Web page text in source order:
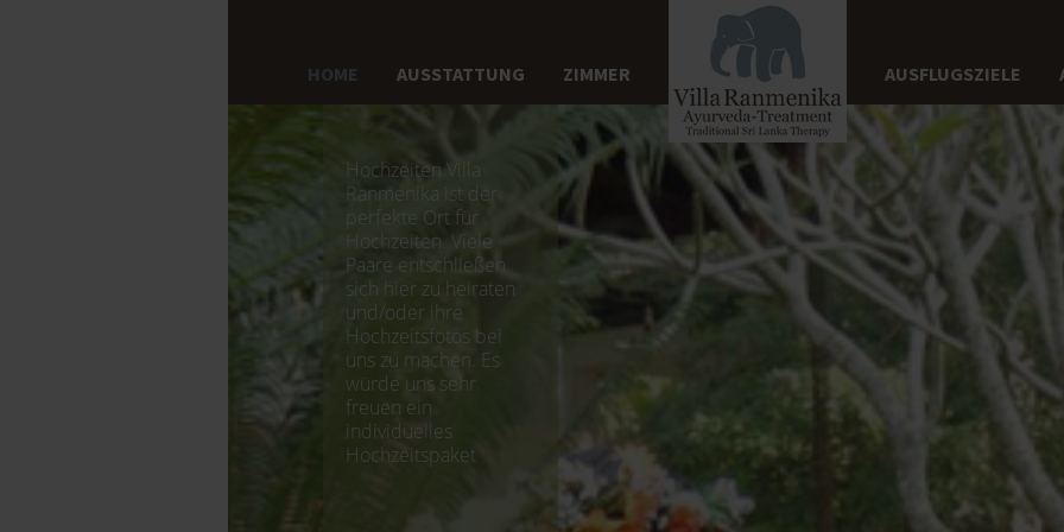
HOME AUSSTATTUNG ZIMMER AUSFLUGSZIELE
Hochzeiten Villa
Ranmenika ist der
perfekte Ort für
Hochzeiten. Viele
Paare entschließen
sich hier zu heiraten
und/oder ihre
Hochzeitsfotos bei
uns zu machen. Es
würde uns sehr
freuen ein
individuelles
Hochzeitspaket